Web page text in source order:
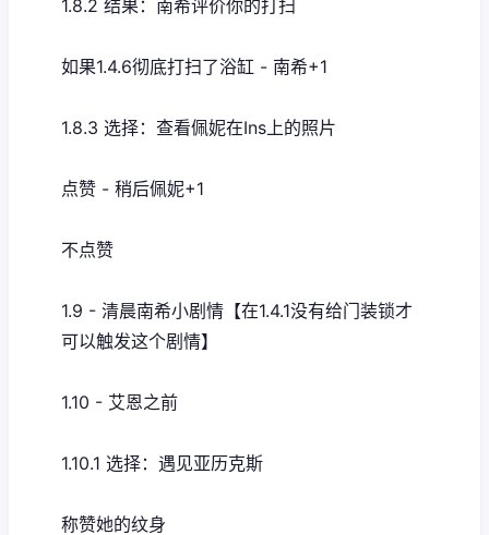
1.8.2 结果：南希评价你的打扫
如果1.4.6彻底打扫了浴缸 - 南希+1
1.8.3 选择：查看佩妮在Ins上的照片
点赞 - 稍后佩妮+1
不点赞
1.9 - 清晨南希小剧情【在1.4.1没有给门装锁才
可以触发这个剧情】
1.10 - 艾恩之前
1.10.1 选择：遇见亚历克斯
称赞她的纹身